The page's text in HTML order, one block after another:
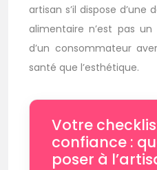
artisan s’il dispose
alimentaire n’est pas
d’un consommateur
santé que l’esthétique.
Votre
confiance :
poser à